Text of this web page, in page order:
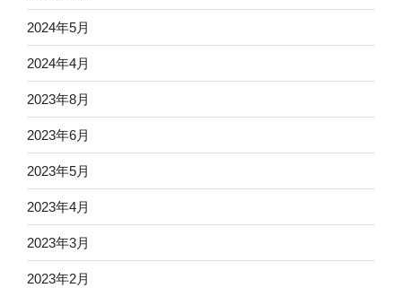
2024年5月
2024年4月
2023年8月
2023年6月
2023年5月
2023年4月
2023年3月
2023年2月